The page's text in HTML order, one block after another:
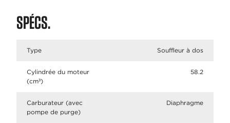
SPÉCS.
Type Souffleur à dos
Cylindrée du moteur
(cm³)
58.2
Carburateur (avec
pompe de purge)
Diaphragme